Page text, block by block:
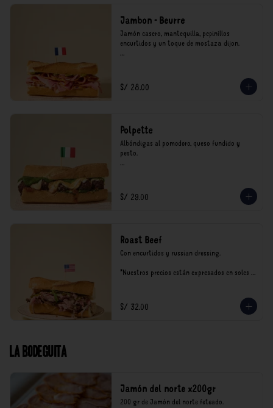
Jambon - Beurre
Jamón casero, mantequilla, pepinillos
encurtidos y un toque de mostaza dijon.
consumo.
S/ 28.00
Polpette
Albóndigas al pomodoro, queso fundido y
pesto.
consumo.
S/ 29.00
Roast Beef
Con encurtidos y russian dressing.
*Nuestros precios están expresados en soles e
S/ 32.00
La Bodeguita
Jamón del norte x200gr
200 gr de Jamón del norte feteado.